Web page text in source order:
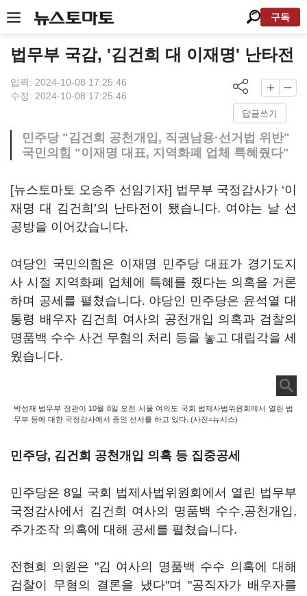
구독
법무부 국감, '김건희 대 이재명' 난타전
입력: 2024-10-08 17:25:46
수정: 2024-10-08 17:25:46
답글쓰기
민주당 "김건희 공천개입, 직권남용·선거법 위반"
국민의힘 "이재명 대표, 지역화폐 업체 특혜줬다"
[뉴스토마토 오승주 선임기자] 법무부 국정감사가 ‘이
재명 대 김건희’의 난타전이 됐습니다. 여야는 날 선
공방을 이어갔습니다.
여당인 국민의힘은 이재명 민주당 대표가 경기도지
사 시절 지역화폐 업체에 특혜를 줬다는 의혹을 거론
하며 공세를 펼쳤습니다. 야당인 민주당은 윤석열 대
통령 배우자 김건희 여사의 공천개입 의혹과 검찰의
명품백 수수 사건 무혐의 처리 등을 놓고 대립각을 세
웠습니다.
박성재 법무부 장관이 10월 8일 오전 서울 여의도 국회 법제사법위원회에서 열린 법
무부 등에 대한 국정감사에서 증인 선서를 하고 있다. (사진=뉴시스)
민주당, 김건희 공천개입 의혹 등 집중공세
민주당은 8일 국회 법제사법위원회에서 열린 법무부
국정감사에서 김건희 여사의 명품백 수수,공천개입,
주가조작 의혹에 대해 공세를 펼쳤습니다.
전현희 의원은 "김 여사의 명품백 수수 의혹에 대해
검찰이 무혐의 결론을 냈다"며 "공직자가 배우자를